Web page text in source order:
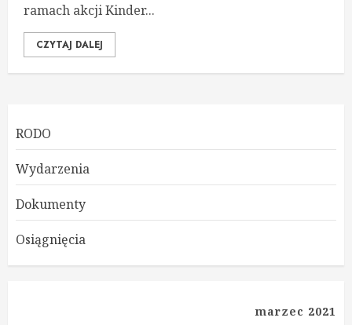
ramach akcji Kinder...
CZYTAJ DALEJ
RODO
Wydarzenia
Dokumenty
Osiągnięcia
marzec 2021